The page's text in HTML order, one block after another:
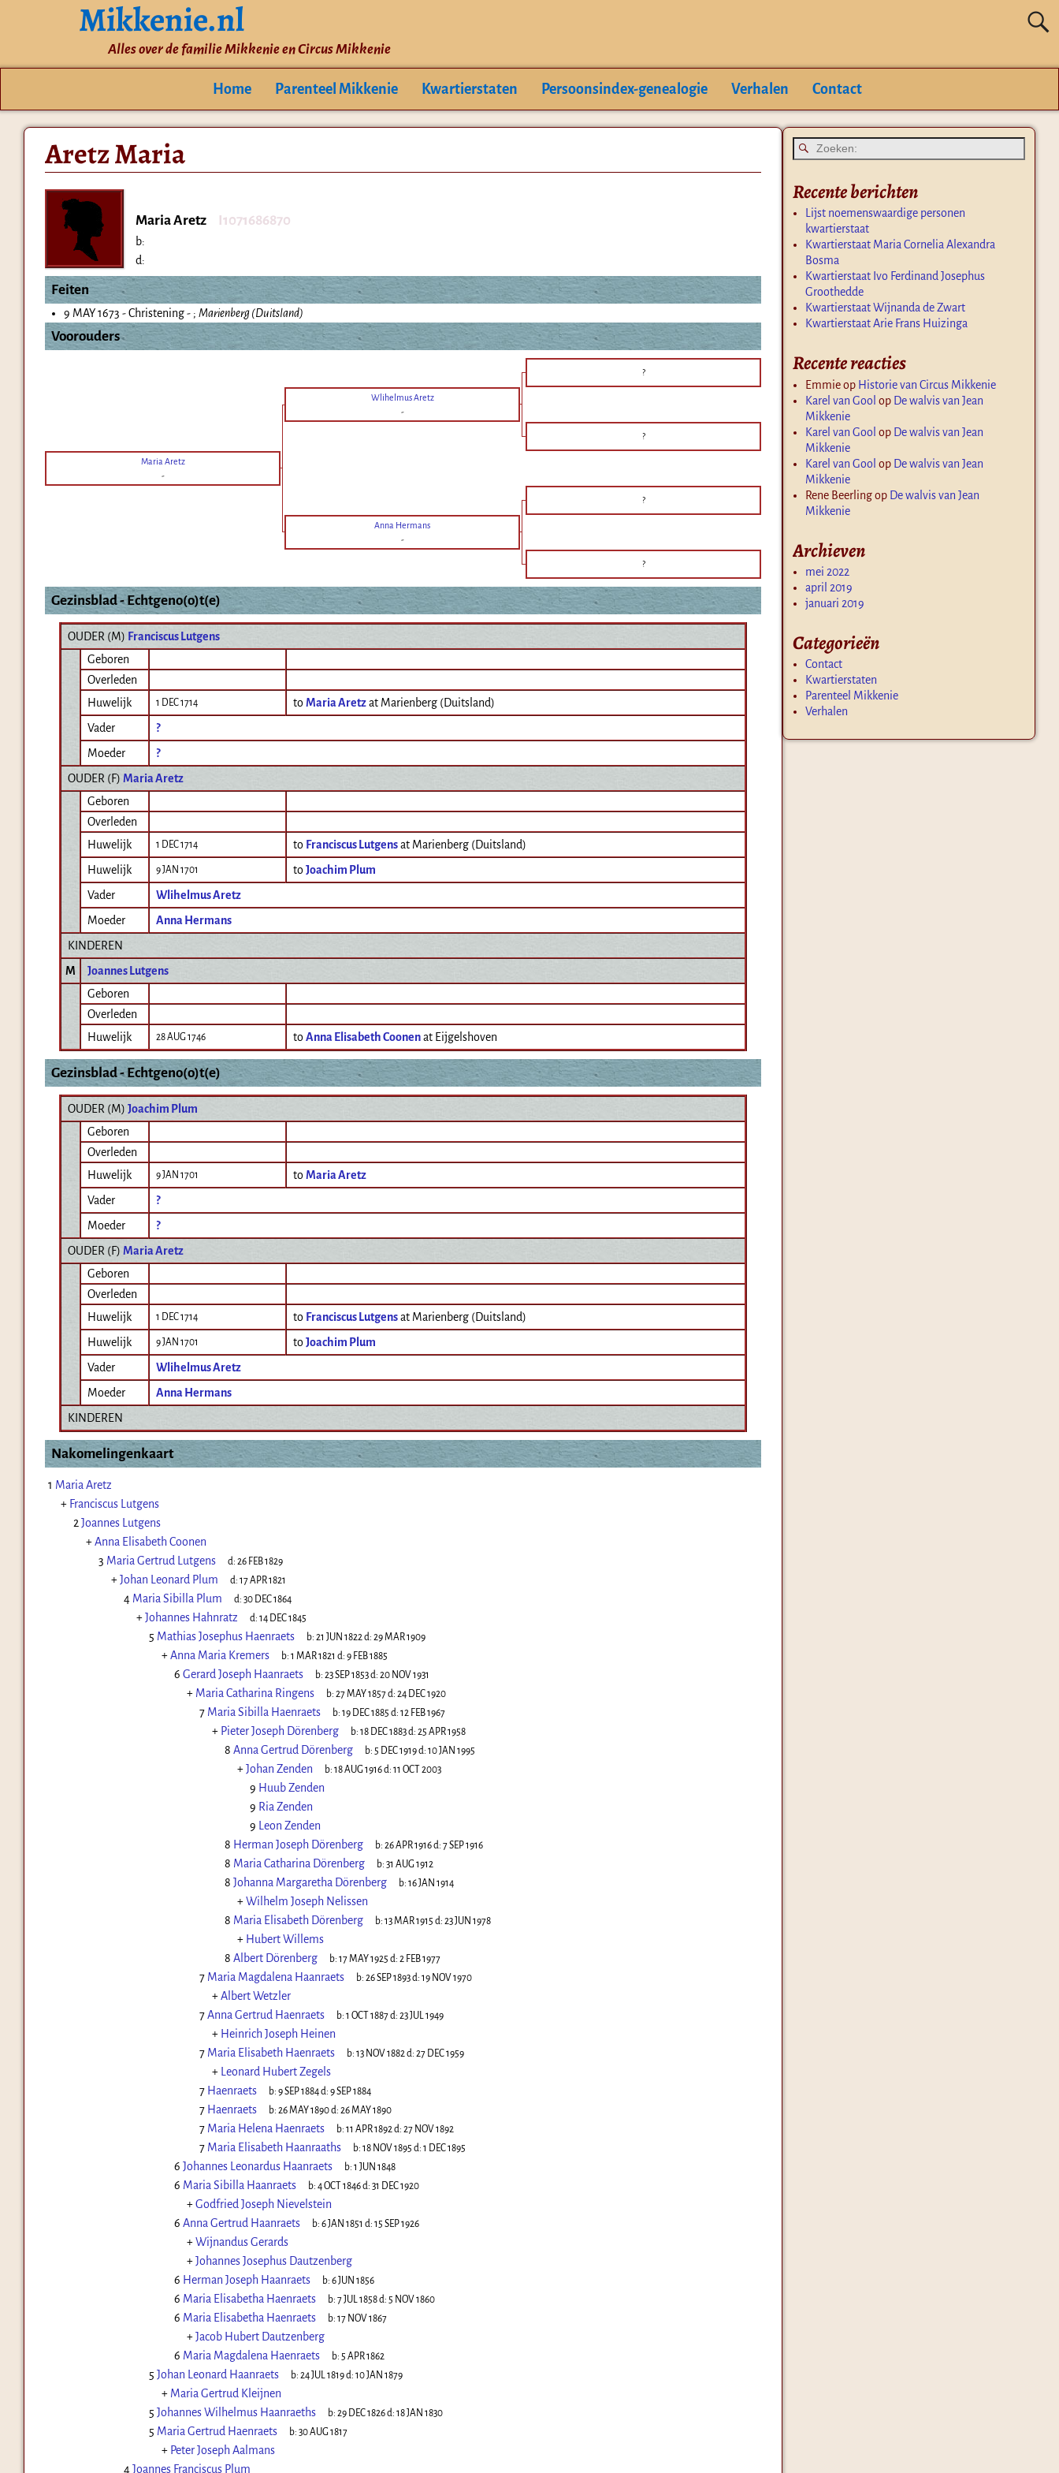
Mikkenie.nl
Alles over de familie Mikkenie en Circus Mikkenie
Home Parenteel Mikkenie Kwartierstaten Persoonsindex-genealogie Verhalen Contact
Aretz Maria
Maria Aretz I1071686870
b:
d:
Feiten
9 MAY 1673 - Christening - ; Marienberg (Duitsland)
Voorouders
?
Wlihelmus Aretz
-
?
Maria Aretz
-
?
Anna Hermans
-
?
Gezinsblad - Echtgeno(o)t(e)
OUDER (M) Franciscus Lutgens
Geboren
Overleden
Huwelijk
1 DEC 1714 toMaria Aretzat Marienberg (Duitsland)
Vader
?
Moeder
?
OUDER (F) Maria Aretz
Geboren
Overleden
Huwelijk
1 DEC 1714 to Franciscus Lutgensat Marienberg (Duitsland)
Huwelijk
9 JAN 1701 toJoachim Plum
Vader
Wlihelmus Aretz
Moeder
Anna Hermans
KINDEREN
M
Joannes Lutgens
Geboren
Overleden
Huwelijk
28 AUG 1746 toAnna Elisabeth Coonenat Eijgelshoven
Gezinsblad - Echtgeno(o)t(e)
OUDER (M) Joachim Plum
Geboren
Overleden
Huwelijk
9 JAN 1701 toMaria Aretz
Vader
?
Moeder
?
OUDER (F) Maria Aretz
Geboren
Overleden
Huwelijk
1 DEC 1714 to Franciscus Lutgensat Marienberg (Duitsland)
Huwelijk
9 JAN 1701 toJoachim Plum
Vader
Wlihelmus Aretz
Moeder
Anna Hermans
KINDEREN
Nakomelingenkaart
1 Maria Aretz
+ Franciscus Lutgens
2 Joannes Lutgens
+Anna Elisabeth Coonen
3 Maria Gertrud Lutgens d: 26 FEB 1829
+Johan Leonard Plum d: 17 APR 1821
4 Maria Sibilla Plum d: 30 DEC 1864
+Johannes Hahnratz d: 14 DEC 1845
5 Mathias Josephus Haenraets b: 21 JUN 1822d: 29 MAR 1909
+Anna Maria Kremers b: 1 MAR 1821 d: 9 FEB 1885
6 Gerard Joseph Haanraets b: 23 SEP 1853d: 20 NOV 1931
+ Maria Catharina Ringens b: 27 MAY 1857d: 24 DEC 1920
7 Maria Sibilla Haenraets b: 19 DEC 1885 d: 12 FEB 1967
+ Pieter Joseph Dörenberg b: 18 DEC 1883d: 25 APR 1958
8 Anna Gertrud Dörenberg b: 5 DEC 1919d: 10 JAN 1995
+Johan Zenden b: 18 AUG 1916d: 11 OCT 2003
9 Huub Zenden
9 Ria Zenden
9
Leon Zenden
8 Herman Joseph Dörenberg b: 26 APR 1916d: 7 SEP 1916
8 Maria Catharina Dörenberg b: 31 AUG 1912
8 Johanna Margaretha Dörenberg b: 16 JAN 1914
+Wilhelm Joseph Nelissen
8 Maria Elisabeth Dörenberg b: 13 MAR 1915 d: 23 JUN 1978
+ Hubert Willems
8 Albert Dörenberg b: 17 MAY 1925 d: 2 FEB 1977
7 Maria Magdalena Haanraets b: 26 SEP 1893d: 19 NOV 1970
+Albert Wetzler
7Anna Gertrud Haenraets b: 1 OCT 1887d: 23 JUL 1949
+ Heinrich Joseph Heinen
7 Maria Elisabeth Haenraets b: 13 NOV 1882d: 27 DEC 1959
+
Leonard Hubert Zegels
7 Haenraets b: 9 SEP 1884d: 9 SEP 1884
7 Haenraets b: 26 MAY 1890d: 26 MAY 1890
7 Maria Helena Haenraets b: 11 APR 1892d: 27 NOV 1892
7 Maria Elisabeth Haanraaths b: 18 NOV 1895 d: 1 DEC 1895
6 Johannes Leonardus Haanraets b: 1 JUN 1848
6 Maria Sibilla Haanraets b: 4 OCT 1846d: 31 DEC 1920
+Godfried Joseph Nievelstein
6 Anna Gertrud Haanraets b: 6 JAN 1851 d: 15 SEP 1926
+Wijnandus Gerards
+Johannes Josephus Dautzenberg
6 Herman Joseph Haanraets b: 6 JUN 1856
6 Maria Elisabetha Haenraets b: 7 JUL 1858d: 5 NOV 1860
6 Maria Elisabetha Haenraets b: 17 NOV 1867
+Jacob Hubert Dautzenberg
6 Maria Magdalena Haenraets b: 5 APR 1862
5 Johan Leonard Haanraets b: 24 JUL 1819d: 10 JAN 1879
+ Maria Gertrud Kleijnen
5 Johannes Wilhelmus Haanraeths b: 29 DEC 1826d: 18 JAN 1830
5 Maria Gertrud Haenraets b: 30 AUG 1817
+ Peter Joseph Aalmans
4Joannes Franciscus Plum
Recente berichten
Lijst noemenswaardige personen
kwartierstaat
Kwartierstaat Maria Cornelia Alexandra
Bosma
Kwartierstaat Ivo Ferdinand Josephus
Groothedde
Kwartierstaat Wijnanda de Zwart
Kwartierstaat Arie Frans Huizinga
Recente reacties
Emmieop Historie van Circus Mikkenie
Karel van Gool op De walvis van Jean
Mikkenie
Karel van Gool op De walvis van Jean
Mikkenie
Karel van Gool op De walvis van Jean
Mikkenie
Rene Beerlingop De walvis van Jean
Mikkenie
Archieven
mei 2022
april 2019
januari 2019
Categorieën
Contact
Kwartierstaten
Parenteel Mikkenie
Verhalen